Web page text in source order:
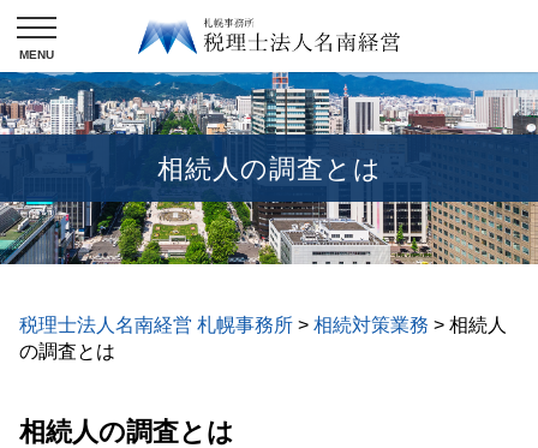
相続人の調査とは
税理士法人名南経営 札幌事務所 > 相続対策業務 > 相続人
の調査とは
相続人の調査とは